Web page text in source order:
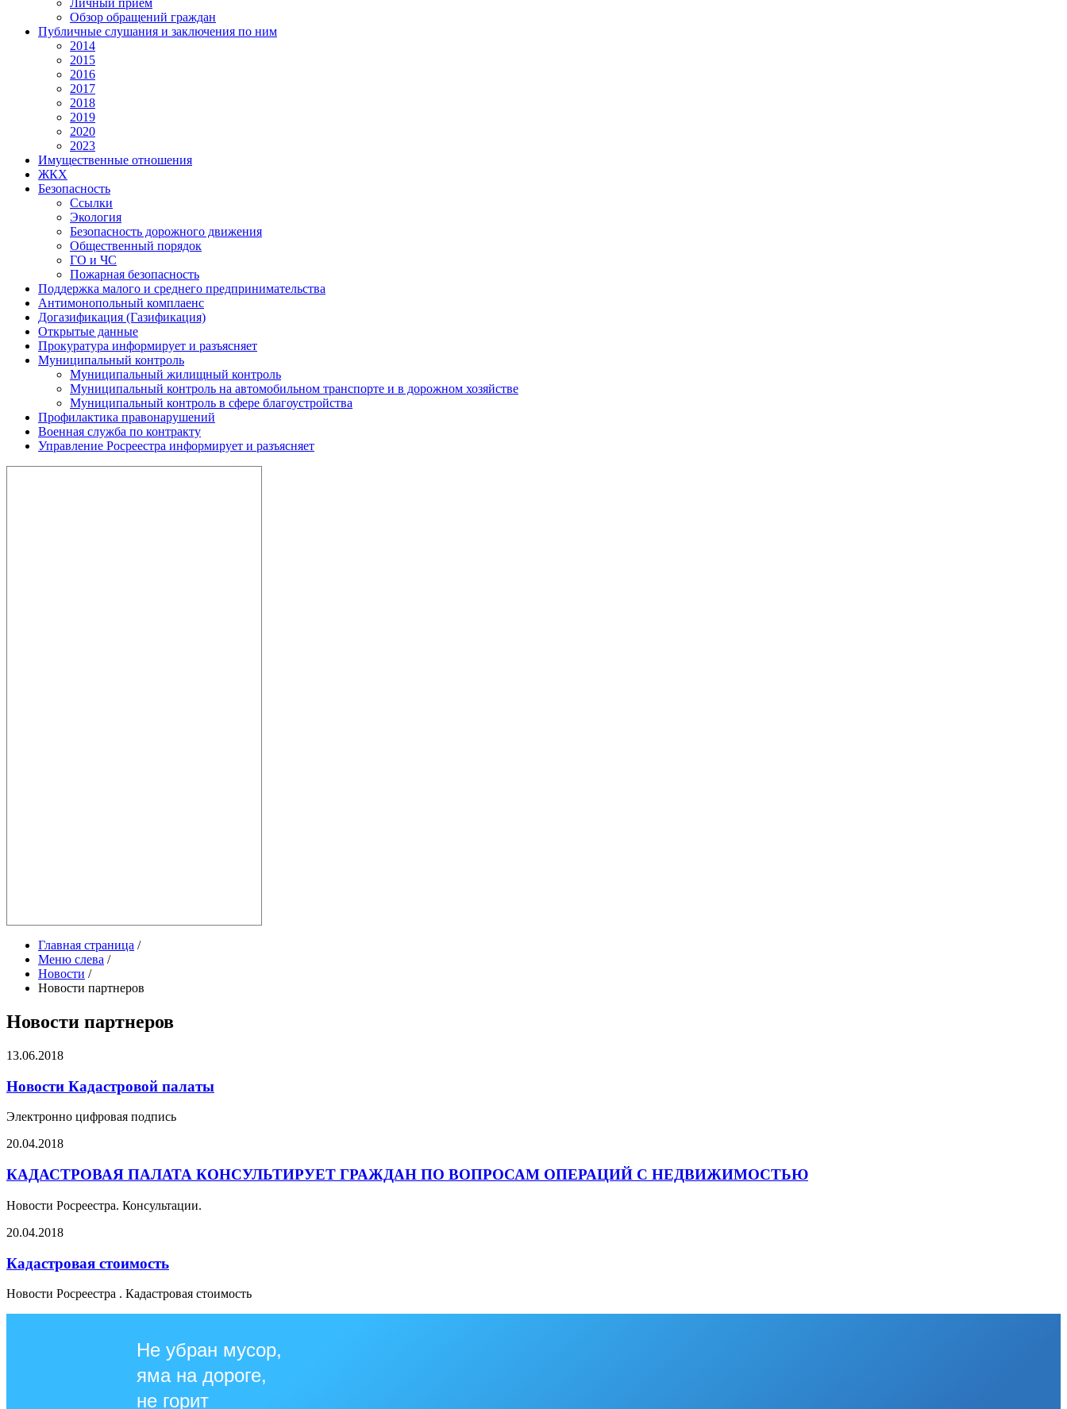
Личный прием
Обзор обращений граждан
Публичные слушания и заключения по ним
2014
2015
2016
2017
2018
2019
2020
2023
Имущественные отношения
ЖКХ
Безопасность
Ссылки
Экология
Безопасность дорожного движения
Общественный порядок
ГО и ЧС
Пожарная безопасность
Поддержка малого и среднего предпринимательства
Антимонопольный комплаенс
Догазификация (Газификация)
Открытые данные
Прокуратура информирует и разъясняет
Муниципальный контроль
Муниципальный жилищный контроль
Муниципальный контроль на автомобильном транспорте и в дорожном хозяйстве
Муниципальный контроль в сфере благоустройства
Профилактика правонарушений
Военная служба по контракту
Управление Росреестра информирует и разъясняет
Главная страница /
Меню слева /
Новости /
Новости партнеров
Новости партнеров
13.06.2018
Новости Кадастровой палаты
Электронно цифровая подпись
20.04.2018
КАДАСТРОВАЯ ПАЛАТА КОНСУЛЬТИРУЕТ ГРАЖДАН ПО ВОПРОСАМ ОПЕРАЦИЙ С НЕДВИЖИМОСТЬЮ
Новости Росреестра. Консультации.
20.04.2018
Кадастровая стоимость
Новости Росреестра . Кадастровая стоимость
Не убран мусор,
яма на дороге,
не горит